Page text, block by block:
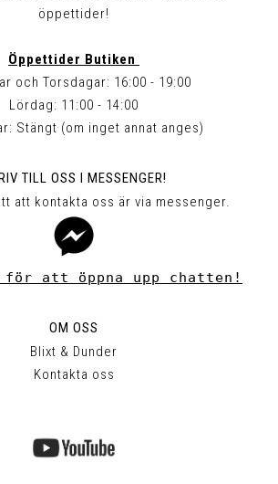
öppettider!
Öppettider Butiken
och Torsdagar: 16:00 - 19:00
Lördag: 11:00 - 14:00
Stängt (om inget annat anges)
TILL OSS I MESSENGER!
att kontakta oss är via messenger.
att öppna upp chatten!
OM OSS
Blixt & Dunder
Kontakta oss